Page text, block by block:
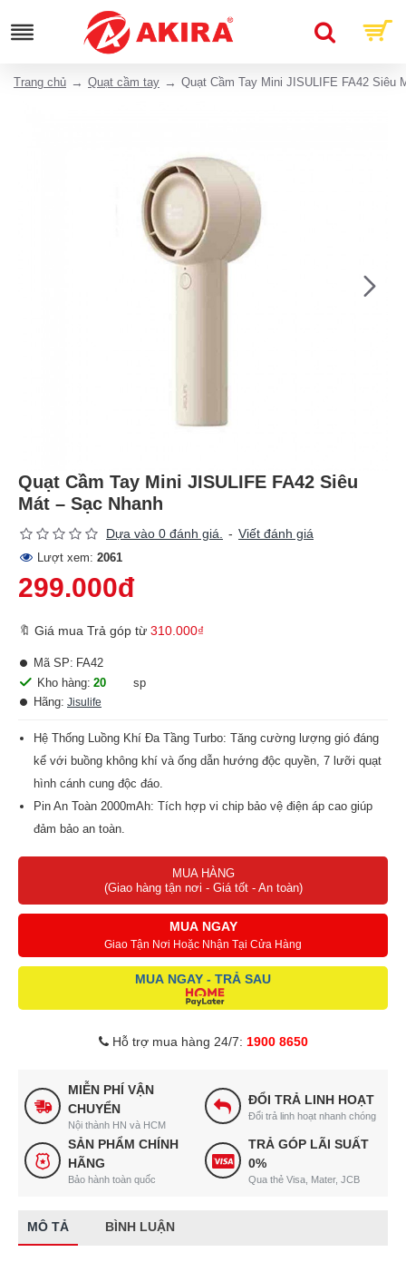
Trang chủ Quạt cầm tay Quạt Cầm Tay Mini JISULIFE FA42 Siêu
Quạt Cầm Tay Mini JISULIFE FA42 Siêu
Mát – Sạc Nhanh
Dựa vào 0 đánh giá. - Viết đánh giá
Lượt xem: 2061
299.000đ
🔖 Giá mua Trả góp từ 310.000₫
Kho hàng: 20
sp
Hãng: Jisulife
Mã SP: FA42
Hệ Thống Luồng Khí Đa Tầng Turbo: Tăng cường lượng gió đáng
kể với buồng không khí và ống dẫn hướng độc quyền, 7 lưỡi quạt
hình cánh cung độc đáo.
Pin An Toàn 2000mAh: Tích hợp vi chip bảo vệ điện áp cao giúp
đảm bảo an toàn.
Thiết Kế Tiện Lợi và Nhỏ Gọn: Dễ dàng cầm nắm với hình dạng
Điều Khiển Bằng Một Nút: Chuyển đổi giữa 3 chế độ và tắt máy dễ
dàng.
MUA HÀNG
(Giao hàng tận nơi - Giá tốt - An toàn)
MUA NGAY
Giao Tận Nơi Hoặc Nhận Tại Cửa Hàng
MUA NGAY - TRẢ SAU
Hỗ trợ mua hàng 24/7: 1900 8650
MIỄN PHÍ VẬN
CHUYỂN
Nội thành HN và HCM
ĐỔI TRẢ LINH HOẠT
Đổi trả linh hoạt nhanh chóng
SẢN PHẨM CHÍNH
HÃNG
Bảo hành toàn quốc
TRẢ GÓP LÃI SUẤT
0%
Qua thẻ Visa, Mater, JCB
MÔ TẢ BÌNH LUẬN